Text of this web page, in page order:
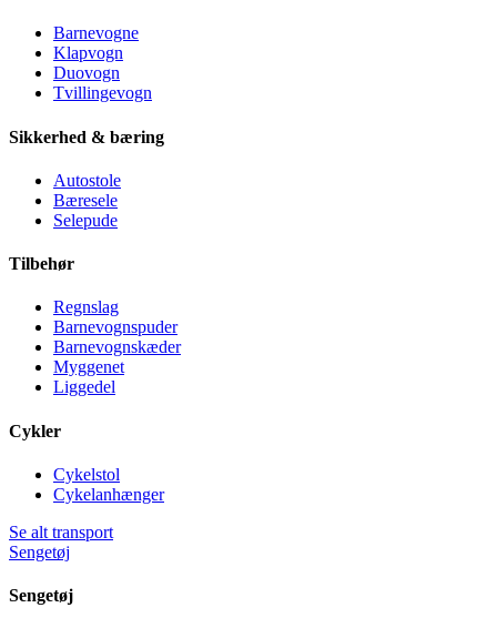
Barnevogne
Klapvogn
Duovogn
Tvillingevogn
Sikkerhed & bæring
Autostole
Bæresele
Selepude
Tilbehør
Regnslag
Barnevognspuder
Barnevognskæder
Myggenet
Liggedel
Cykler
Cykelstol
Cykelanhænger
Se alt transport
Sengetøj
Sengetøj